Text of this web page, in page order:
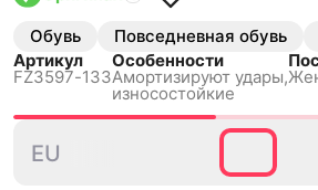
Обувь Повседневная обувь
Артикул
FZ3597-133
Особенности
Амортизируют удары,
износостойкие
EU